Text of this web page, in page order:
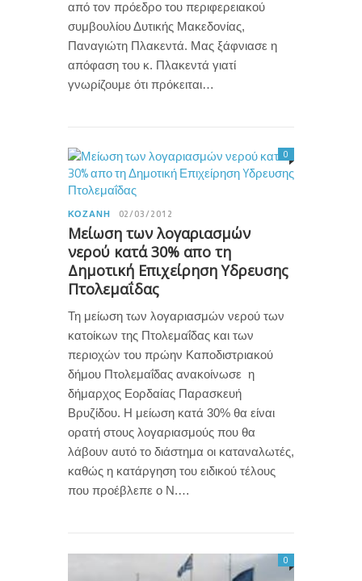
από τον πρόεδρο του περιφερειακού
συμβουλίου Δυτικής Μακεδονίας,
Παναγιώτη Πλακεντά. Μας ξάφνιασε η
απόφαση του κ. Πλακεντά γιατί
γνωρίζουμε ότι πρόκειται…
ΚΟΖΆΝΗ 02/03/2012
Μείωση των λογαριασμών
νερού κατά 30% απο τη
Δημοτική Επιχείρηση Yδρευσης
Πτολεμαΐδας
0
Τη μείωση των λογαριασμών νερού των
κατοίκων της Πτολεμαΐδας και των
περιοχών του πρώην Καποδιστριακού
δήμου Πτολεμαΐδας ανακοίνωσε η
δήμαρχος Εορδαίας Παρασκευή
Βρυζίδου. Η μείωση κατά 30% θα είναι
ορατή στους λογαριασμούς που θα
λάβουν αυτό το διάστημα οι καταναλωτές,
καθώς η κατάργηση του ειδικού τέλους
που προέβλεπε ο Ν.…
0